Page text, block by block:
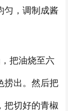
匀，调制成酱
把油烧至六
捞出。然后把
把切好的青椒